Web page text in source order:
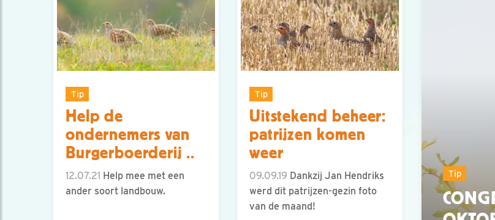
Tip
Help de
ondernemers van
Burgerboerderij ..
12.07.21 Help mee met een
ander soort landbouw.
Tip
Uitstekend beheer:
patrijzen komen
weer
09.09.19 Dankzij Jan Hendriks
werd dit patrijzen-gezin foto
van de maand!
Tip